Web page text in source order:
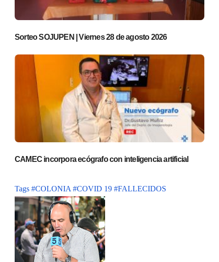
Sorteo SOJUPEN | Viernes 28 de agosto 2026
CAMEC incorpora ecógrafo con inteligencia artificial
Tags #COLONIA #COVID 19 #FALLECIDOS